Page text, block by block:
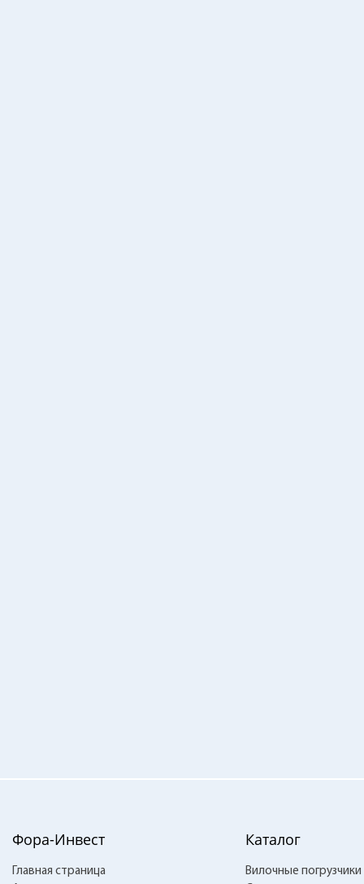
Фора-Инвест
Главная страница
Каталог
Вилочные погрузчики